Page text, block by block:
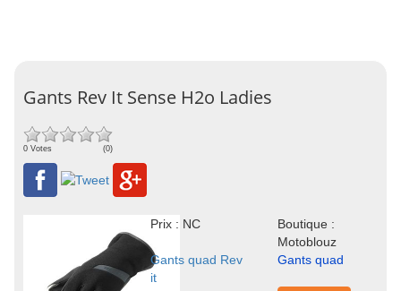
Gants Rev It Sense H2o Ladies
0 Votes (0)
Prix : NC
Boutique :
Motoblouz
Gants quad Rev
it
Gants quad